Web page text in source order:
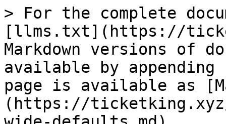
> For the complete documentation index, see [llms.txt](https://ticketking.xyz/docs/llms.txt). Markdown versions of documentation pages are available by appending `.md` to page URLs; this page is available as [Markdown](https://ticketking.xyz/docs/pt-br/paineis/panel-wide-defaults.md).

# Padrões em todo o painel

A maioria dos painéis tem várias opções. Definir a categoria, a função de suporte e a mensagem de boas-vindas em cada uma separadamente é repetitivo. Os padrões de todo o painel permitem definir esses valores uma vez no nível do painel. Toda opção os herda, a menos que você substitua a opção.

Configure-os no editor do painel, em **Configurações do painel** painel (o ícone de engrenagem no topo do painel da direita).

## Herdando ou substituindo

Cada padrão do painel pode herdar a configuração correspondente de todo o servidor na página Configurações, ou ser substituído por um valor definido aqui. Quando um campo herda, o editor mostra uma breve nota informando qual valor de todo o servidor ele está usando.

Cada opção no painel pode então herdar o padrão do painel, recorrer ao valor de todo o servidor ou ser substituída por seu próprio valor.

## Padrões do painel de tickets

| Campo                                           | Descrição                                                                                                                                                                                                                                                                                                                                                                                                                                                                                                                                                                                                                                                                                                                                                                                                                                                                                                                                                                                                                                                                                                                            | Padrão                              | É Premium?                                         |
| ----------------------------------------------- | ------------------------------------------------------------------------------------------------------------------------------------------------------------------------------------------------------------------------------------------------------------------------------------------------------------------------------------------------------------------------------------------------------------------------------------------------------------------------------------------------------------------------------------------------------------------------------------------------------------------------------------------------------------------------------------------------------------------------------------------------------------------------------------------------------------------------------------------------------------------------------------------------------------------------------------------------------------------------------------------------------------------------------------------------------------------------------------------------------------------------------------ | ----------------------------------- | -------------------------------------------------- |
| **Categorias padrão**                           | Categorias usadas pelas opções herdadas. As categorias de todo o servidor também se aplicam como reserva.                                                                                                                                                                                                                                                                                                                                                                                                                                                                                                                                                                                                                                                                                                                                                                                                                                                                                                                                                                                                                            | Herdado da configuração do servidor | Não (gratuito)                                     |
| **Funções de